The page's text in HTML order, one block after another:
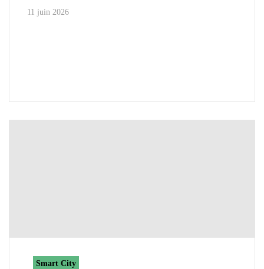
11 juin 2026
Smart City